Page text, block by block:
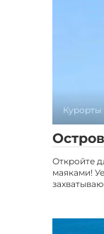
Курорты
Откройте
маяками!